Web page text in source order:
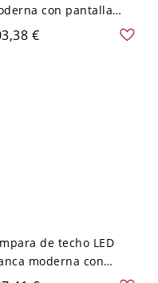
con pantalla
blanca - Blanco
A 120 V Blanco
€
de techo LED
moderna con
y 2 luces con